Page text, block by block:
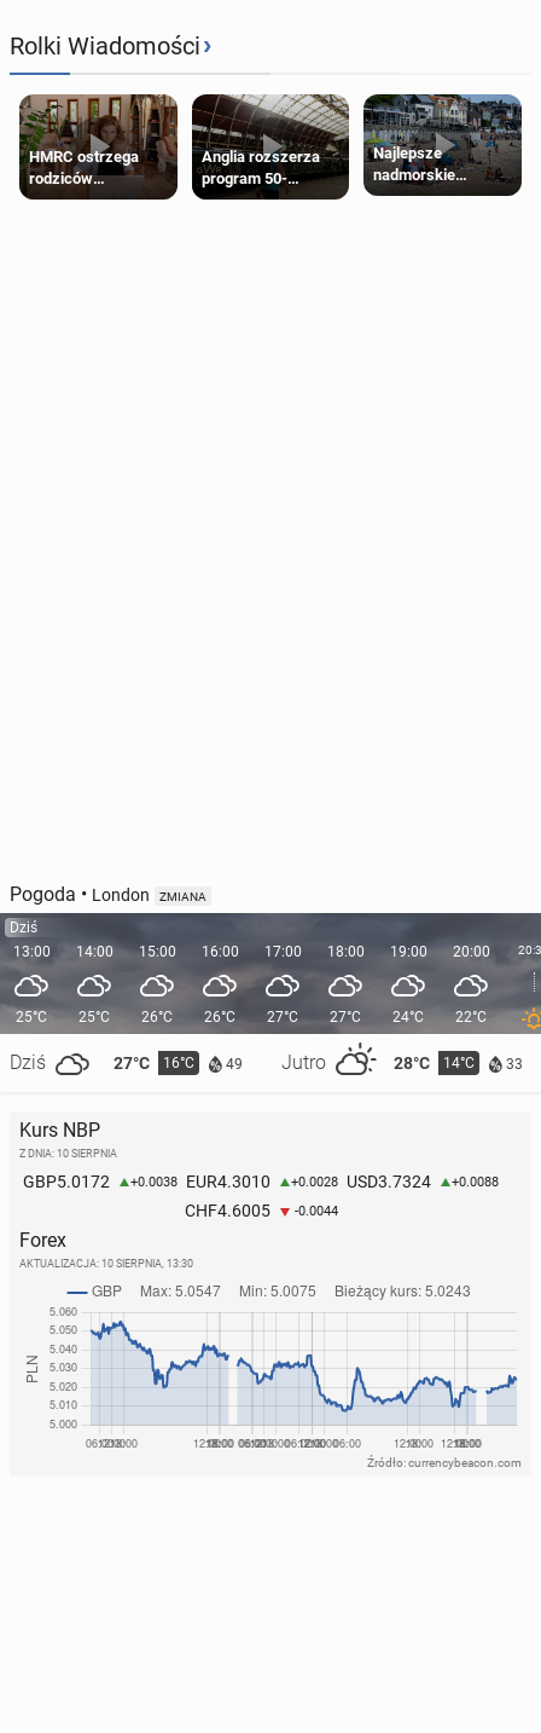
Rolki Wiadomości›
HMRC ostrzega
rodziców
pobierających Child
Anglia rozszerza
program 50-
procentowych
Najlepsze
nadmorskie
miasteczko blisko
Pogoda • London ZMIANA
Dziś
13:00
25°C
Dziś 27°C 16°C 49 Jutro 28°C 14°C 33
14:00
25°C
15:00
26°C
16:00
26°C
17:00
27°C
18:00
27°C
19:00
24°C
20:00
22°C
Kurs NBP
Z DNIA: 10 SIERPNIA
GBP5.0172 +0.0038 EUR4.3010 +0.0028 USD3.7324 +0.0088
CHF4.6005 -0.0044
Forex
AKTUALIZACJA: 10 SIERPNIA, 13:30
Źródło: currencybeacon.com